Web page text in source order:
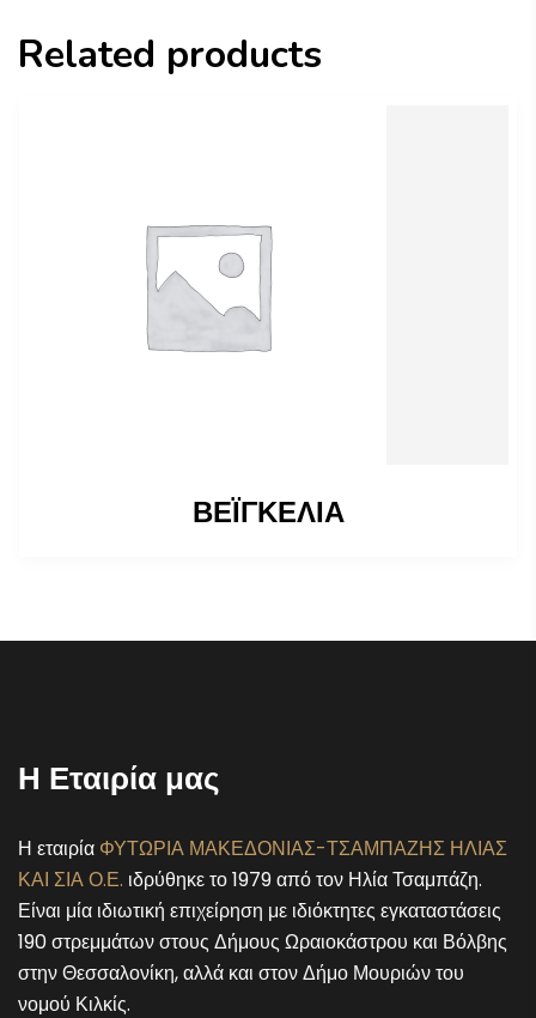
Related products
ΒΕΪΓΚΕΛΙΑ
Η Εταιρία μας
Η εταιρία ΦΥΤΩΡΙΑ ΜΑΚΕΔΟΝΙΑΣ-ΤΣΑΜΠΑΖΗΣ ΗΛΙΑΣ
ΚΑΙ ΣΙΑ Ο.Ε. ιδρύθηκε το 1979 από τον Ηλία Τσαμπάζη.
Είναι μία ιδιωτική επιχείρηση με ιδιόκτητες εγκαταστάσεις
190 στρεμμάτων στους Δήμους Ωραιοκάστρου και Βόλβης
στην Θεσσαλονίκη, αλλά και στον Δήμο Μουριών του
νομού Κιλκίς.